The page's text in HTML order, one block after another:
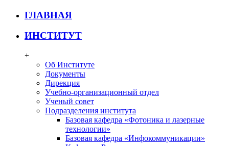
ГЛАВНАЯ
ИНСТИТУТ
+
Об Институте
Документы
Дирекция
Учебно-организационный отдел
Ученый совет
Подразделения института
Базовая кафедра «Фотоника и лазерные
технологии»
Базовая кафедра «Инфокоммуникации»